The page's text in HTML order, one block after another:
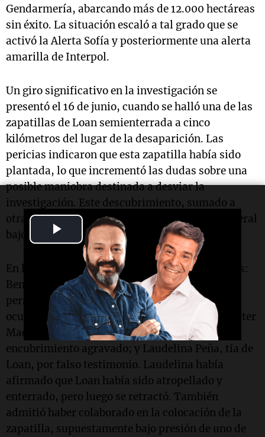
Play
Video
Gendarmería, abarcando más de 12.000 hectáreas
sin éxito. La situación escaló a tal grado que se
activó la Alerta Sofía y posteriormente una alerta
amarilla de Interpol.
Un giro significativo en la investigación se
presentó el 16 de junio, cuando se halló una de las
zapatillas de Loan semienterrada a cinco
kilómetros del lugar de la desaparición. Las
pericias indicaron que esta zapatilla había sido
plantada, lo que incrementó las dudas sobre una
posible maniobra destinada a desviar la
investigación. Este descubrimiento, sumado a
otras inconsistencias, llevó el caso al fuero federal
bajo la hipótesis de trata de personas.
En la actualidad, hay siete individuos detenidos:
Benítez, Ramírez y Millapi por abandono de
persona; Caillava y Pérez por sustracción,
ocultamiento y posible traslado del menor; Walter
Maciel, excomisario de 9 de Julio, por
encubrimiento agravado; y Laudelina Peña, tía de
Loan, por falso testimonio. Laudelina había
afirmado que Loan había sido atropellado y
enterrado, pero luego se retractó. También
admitió haber colaborado en la colocación de la
zapatilla, supuestamente bajo presión de uno de